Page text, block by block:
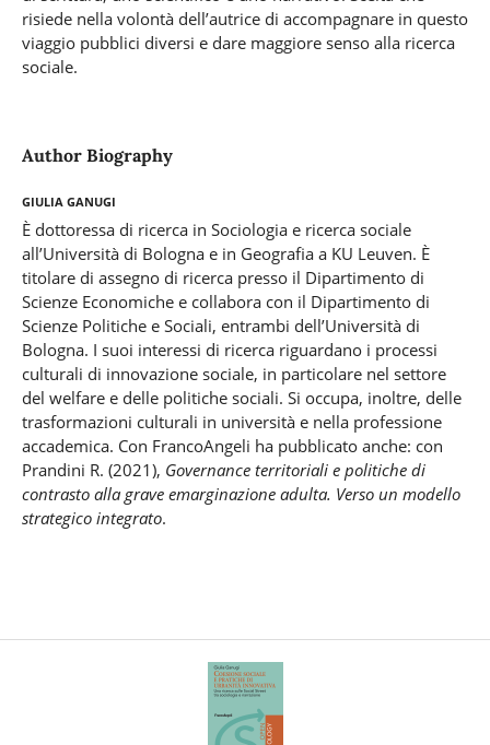
risiede nella volontà dell’autrice di accompagnare in questo
viaggio pubblici diversi e dare maggiore senso alla ricerca
sociale.
Author Biography
Giulia Ganugi
È dottoressa di ricerca in Sociologia e ricerca sociale
all’Università di Bologna e in Geografia a KU Leuven. È
titolare di assegno di ricerca presso il Dipartimento di
Scienze Economiche e collabora con il Dipartimento di
Scienze Politiche e Sociali, entrambi dell’Università di
Bologna. I suoi interessi di ricerca riguardano i processi
culturali di innovazione sociale, in particolare nel settore
del welfare e delle politiche sociali. Si occupa, inoltre, delle
trasformazioni culturali in università e nella professione
accademica. Con FrancoAngeli ha pubblicato anche: con
Prandini R. (2021), Governance territoriali e politiche di
contrasto alla grave emarginazione adulta. Verso un modello
strategico integrato.